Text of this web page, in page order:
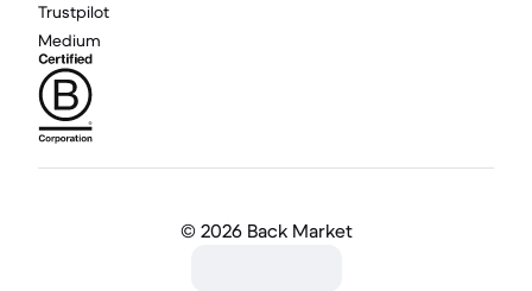
Trustpilot
Medium
© 2026 Back Market